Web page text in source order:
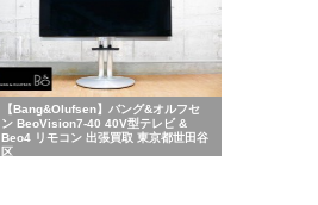
【Bang&Olufsen】バング&オルフセ
ン BeoVision7-40 40V型テレビ &
Beo4 リモコン 出張買取 東京都世田谷
区